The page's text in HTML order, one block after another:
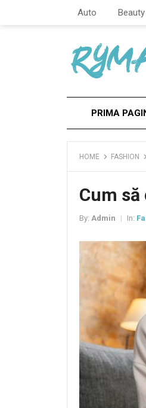
Auto Beauty
PRIMA
HOME FASHION
Cum
By: Admin In: